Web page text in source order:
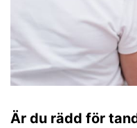
Är du rädd för